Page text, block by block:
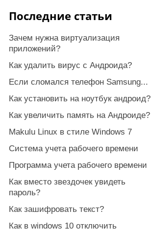
Последние статьи
Зачем нужна виртуализация
приложений?
Как удалить вирус с Андроида?
Если сломался телефон Samsung...
Как установить на ноутбук андроид?
Как увеличить память на Андроиде?
Makulu Linux в стиле Windows 7
Система учета рабочего времени
Программа учета рабочего времени
Как вместо звездочек увидеть
пароль?
Как зашифровать текст?
Как в windows 10 отключить